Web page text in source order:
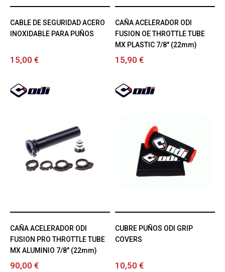
CABLE DE SEGURIDAD ACERO
INOXIDABLE PARA PUÑOS
15,00 €
CAÑA ACELERADOR ODI
FUSION OE THROTTLE TUBE
MX PLASTIC 7/8" (22mm)
15,90 €
CAÑA ACELERADOR ODI
FUSION PRO THROTTLE TUBE
MX ALUMINIO 7/8" (22mm)
90,00 €
CUBRE PUÑOS ODI GRIP
COVERS
10,50 €